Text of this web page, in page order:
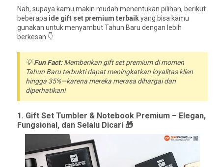
Nah, supaya kamu makin mudah menentukan pilihan, berikut
beberapa ide gift set premium terbaikyang bisa kamu
gunakan untuk menyambut Tahun Baru dengan lebih
berkesan 👇
💡Fun Fact:Memberikan gift set premium di momen
Tahun Baru terbukti dapat meningkatkan loyalitas klien
hingga 35%—karena mereka merasa dihargai dan
diperhatikan!
1. Gift Set Tumbler & Notebook Premium – Elegan,
Fungsional, dan Selalu Dicari 🎁